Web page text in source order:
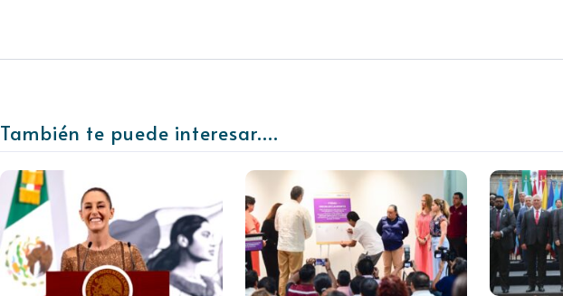
También te puede interesar....